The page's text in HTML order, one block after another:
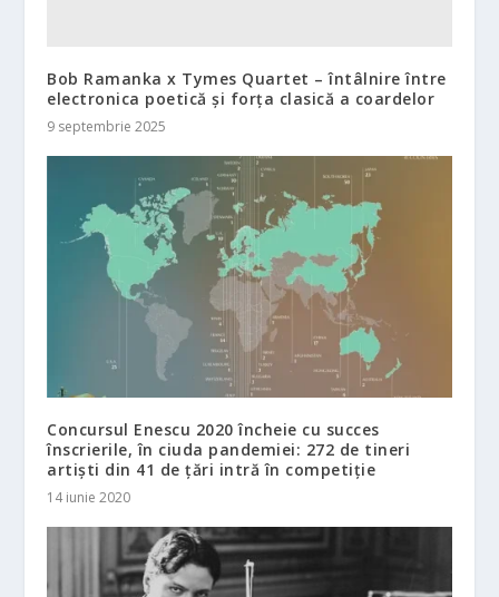
Bob Ramanka x Tymes Quartet – întâlnire între
electronica poetică și forța clasică a coardelor
9 septembrie 2025
Concursul Enescu 2020 încheie cu succes
înscrierile, în ciuda pandemiei: 272 de tineri
artiști din 41 de țări intră în competiție
14 iunie 2020